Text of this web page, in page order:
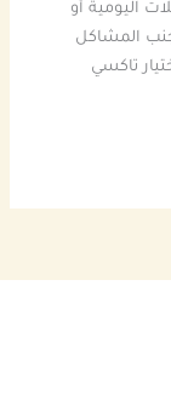
اليومية أو
المشاكل
تاكسي